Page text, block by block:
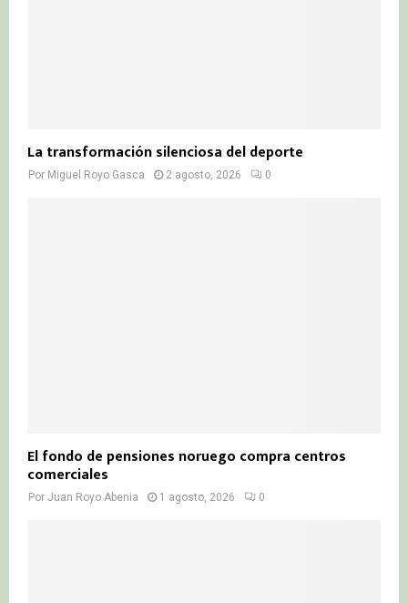
La transformación silenciosa del deporte
Por Miguel Royo Gasca 2 agosto, 2026 0
El fondo de pensiones noruego compra centros
comerciales
Por Juan Royo Abenia 1 agosto, 2026 0